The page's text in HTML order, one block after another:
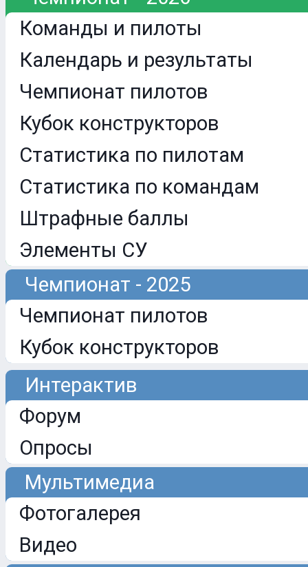
Команды и пилоты
Календарь и результаты
Чемпионат пилотов
Кубок конструкторов
Статистика по пилотам
Статистика по командам
Штрафные баллы
Элементы СУ
Чемпионат - 2025
Чемпионат пилотов
Кубок конструкторов
Интерактив
Форум
Опросы
Мультимедиа
Фотогалерея
Видео